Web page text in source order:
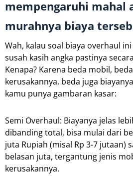
mempengaruhi mahal
murahnya biaya
Wah, kalau soal biaya overhaul ini
susah kasih angka pastinya
Kenapa? Karena beda mobil, beda
kerusakannya, beda juga
kamu punya gambaran kasar:
Semi Overhaul: Biayanya jelas
dibanding total, bisa mulai dari
juta Rupiah (misal Rp 3-7 jutaan)
belasan juta, tergantung jenis
kerusakannya.